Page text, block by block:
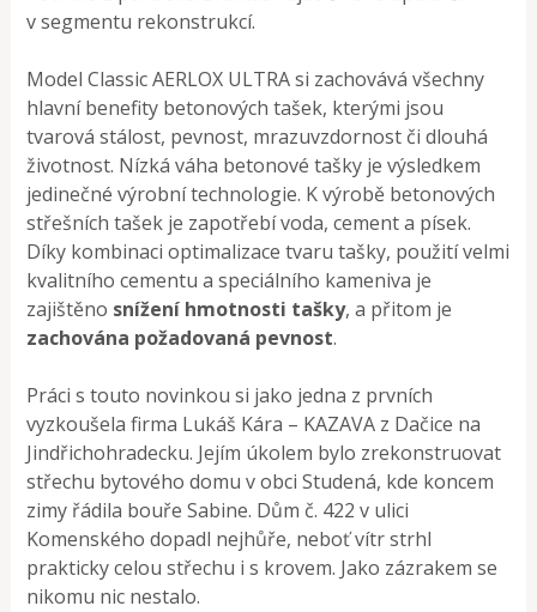
v segmentu rekonstrukcí.
Model Classic AERLOX ULTRA si zachovává všechny
hlavní benefity betonových tašek, kterými jsou
tvarová stálost, pevnost, mrazuvzdornost či dlouhá
životnost. Nízká váha betonové tašky je výsledkem
jedinečné výrobní technologie. K výrobě betonových
střešních tašek je zapotřebí voda, cement a písek.
Díky kombinaci optimalizace tvaru tašky, použití velmi
kvalitního cementu a speciálního kameniva je
zajištěno snížení hmotnosti tašky, a přitom je
zachována požadovaná pevnost.
Práci s touto novinkou si jako jedna z prvních
vyzkoušela firma Lukáš Kára – KAZAVA z Dačice na
Jindřichohradecku. Jejím úkolem bylo zrekonstruovat
střechu bytového domu v obci Studená, kde koncem
zimy řádila bouře Sabine. Dům č. 422 v ulici
Komenského dopadl nejhůře, neboť vítr strhl
prakticky celou střechu i s krovem. Jako zázrakem se
nikomu nic nestalo.